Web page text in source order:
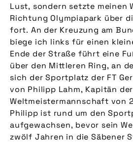
Lust, sondern setzte meinen
Richtung Olympiapark über
fort. An der Kreuzung am
biege ich links für einen
Ende der Straße führt eine
über den Mittleren Ring, an
sich der Sportplatz der FT
von Philipp Lahm, Kapitän der
Weltmeistermannschaft von
Philipp ist rund um den
aufgewachsen, bevor sein
zwölf Jahren in die Säbener